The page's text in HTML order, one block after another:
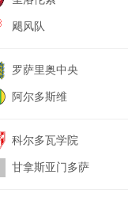
飓风队
罗萨里奥中央
阿尔多斯维
科尔多瓦学院
甘拿斯亚门多萨